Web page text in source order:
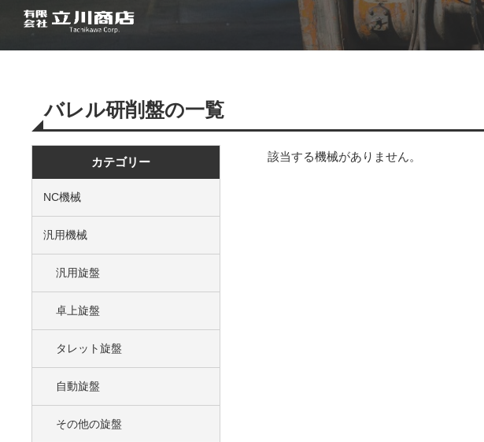
バレル研削盤の一覧
該当する機械がありません。
カテゴリー
NC機械
汎用機械
汎用旋盤
卓上旋盤
タレット旋盤
自動旋盤
その他の旋盤